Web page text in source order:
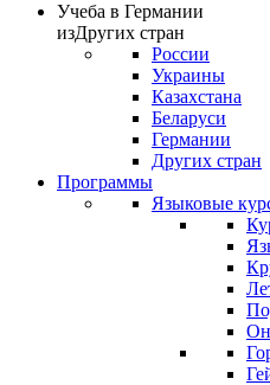
Учеба в Германии
изДругих стран
России
Украины
Казахстана
Беларуси
Германии
Других стран
Программы
Языковые